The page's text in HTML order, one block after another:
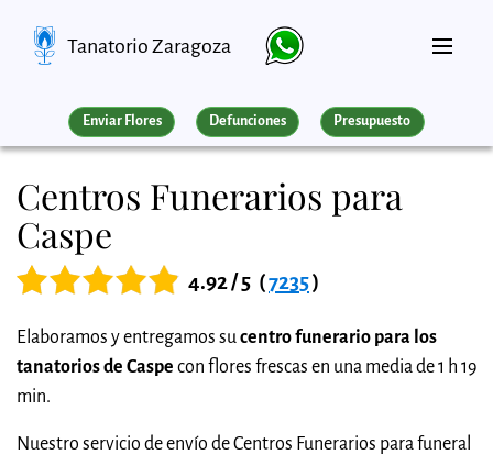
Tanatorio Zaragoza
Enviar Flores Defunciones Presupuesto
Centros Funerarios para
Caspe
4.92 / 5 (7235)
Elaboramos y entregamos sucentro funerario para los
tanatorios de Caspe con flores frescas en una media de 1 h 19
min.
Nuestro servicio de envío de Centros Funerarios para funeral